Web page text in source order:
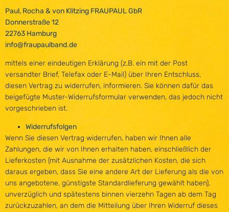
Paul, Rocha & von Klitzing FRAUPAUL GbR
Donnerstraße 12
22763 Hamburg
info@fraupaulband.de
mittels einer eindeutigen Erklärung (z.B. ein mit der Post
versandter Brief, Telefax oder E-Mail) über Ihren Entschluss,
diesen Vertrag zu widerrufen, informieren. Sie können dafür das
beigefügte Muster-Widerrufsformular verwenden, das jedoch nicht
vorgeschrieben ist.
Widerrufsfolgen
Wenn Sie diesen Vertrag widerrufen, haben wir Ihnen alle
Zahlungen, die wir von Ihnen erhalten haben, einschließlich der
Lieferkosten (mit Ausnahme der zusätzlichen Kosten, die sich
daraus ergeben, dass Sie eine andere Art der Lieferung als die von
uns angebotene, günstigste Standardlieferung gewählt haben),
unverzüglich und spätestens binnen vierzehn Tagen ab dem Tag
zurückzuzahlen, an dem die Mitteilung über Ihren Widerruf dieses